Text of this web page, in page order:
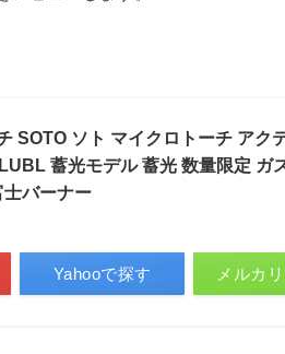
SOTO ソト マイクロトーチ アク
蓄光モデル 蓄光 数量限定 ガ
士バーナー
Yahooで探す メルカ